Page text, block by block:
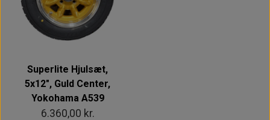
Superlite Hjulsæt,
5x12", Guld Center,
Yokohama A539
6.360,00 kr.